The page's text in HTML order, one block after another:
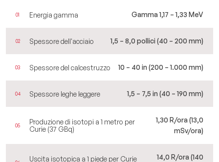
01 Energia gamma Gamma 1,17 – 1,33 MeV
02 Spessore dell'acciaio 1,5 – 8,0 pollici (40 – 200 mm)
03 Spessore del calcestruzzo 10 – 40 in (200 – 1.000 mm)
04 Spessore leghe leggere 1,5 – 7,5 in (40 – 190 mm)
05
Produzione di isotopi a 1 metro per
Curie (37 GBq)
1,30 R/ora (13,0
mSv/ora)
Uscita isotopica a 1 piede per Curie
14,0 R/ora (140